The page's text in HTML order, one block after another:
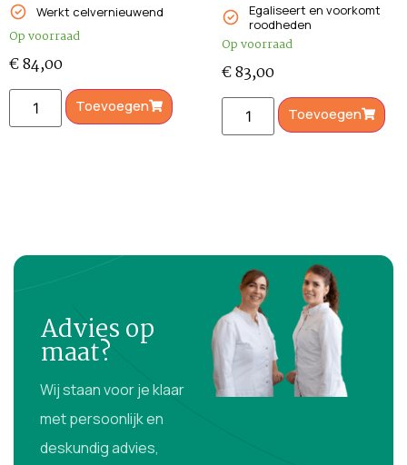
Werkt celvernieuwend
Op voorraad
€84,00
Toevoegen
Egaliseert en voorkomt
roodheden
Op voorraad
€83,00
Toevoegen
Advies op
maat?
Wij staan voor je klaar
met persoonlijk en
deskundig advies,